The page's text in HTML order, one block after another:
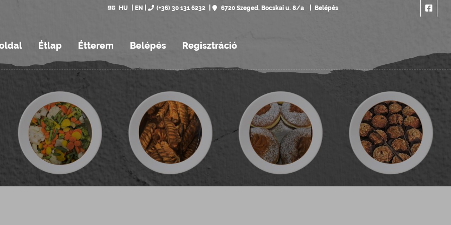
HU EN (+36) 30 131 6232 6720 Szeged, Bocskai u. 8/a Belépés
Étlap Étterem Belépés Regisztráció